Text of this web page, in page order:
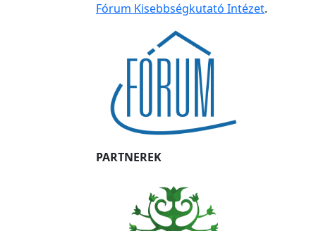
Fórum Kisebbségkutató Intézet.
PARTNEREK